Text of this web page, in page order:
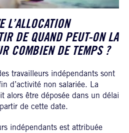
L’ALLOCATION
DE QUAND PEUT-ON LA
COMBIEN DE TEMPS ?
travailleurs indépendants sont
d’activité non salariée. La
alors être déposée dans un délai
de cette date.
indépendants est attribuée